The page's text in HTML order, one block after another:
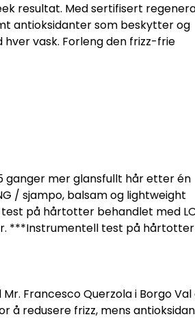
resultat. Med sertifisert
antioksidanter som beskytter og
vask. Forleng den frizz-frie
mer glansfullt hår etter én
/ sjampo, balsam og lightweight
på hårtotter behandlet med
***Instrumentell test på hårtotter
Francesco Querzola i Borgo Val
å redusere frizz, mens